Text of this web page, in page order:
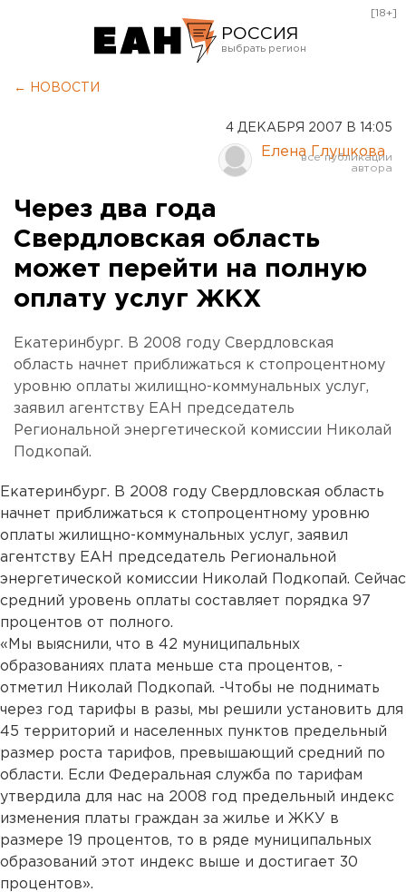
РОССИЯ
Курган
Оренбург
[18+]
← НОВОСТИ
4 ДЕКАБРЯ 2007 В 14:05
Елена Глушкова
Через два года
Свердловская область
может перейти на полную
оплату услуг ЖКХ
Екатеринбург. В 2008 году Свердловская
область начнет приближаться к стопроцентному
уровню оплаты жилищно-коммунальных услуг,
заявил агентству ЕАН председатель
Региональной энергетической комиссии Николай
Подкопай.
Екатеринбург. В 2008 году Свердловская область
начнет приближаться к стопроцентному уровню
оплаты жилищно-коммунальных услуг, заявил
агентству ЕАН председатель Региональной
энергетической комиссии Николай Подкопай. Сейчас
средний уровень оплаты составляет порядка 97
процентов от полного.
«Мы выяснили, что в 42 муниципальных
образованиях плата меньше ста процентов, -
отметил Николай Подкопай. -Чтобы не поднимать
через год тарифы в разы, мы решили установить для
45 территорий и населенных пунктов предельный
размер роста тарифов, превышающий средний по
области. Если Федеральная служба по тарифам
утвердила для нас на 2008 год предельный индекс
изменения платы граждан за жилье и ЖКУ в
размере 19 процентов, то в ряде муниципальных
образований этот индекс выше и достигает 30
процентов».